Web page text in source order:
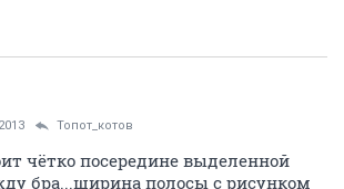
Топот_котов
чётко посередине выделенной
бра...ширина полосы с рисунком